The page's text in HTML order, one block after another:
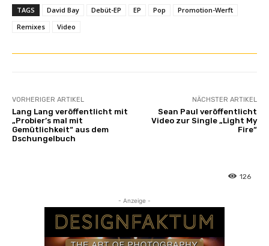
e
i
TAGS David Bay Debüt-EP EP Pop
Promotion-Werft
Remixes
Video
VORHERIGER ARTIKEL
Lang Lang veröffentlicht mit
„Probier’s mal mit
Gemütlichkeit“ aus dem
Dschungelbuch
NÄCHSTER ARTIKEL
Sean Paul veröffentlicht
Video zur Single „Light My
Fire“
126
- Anzeige -